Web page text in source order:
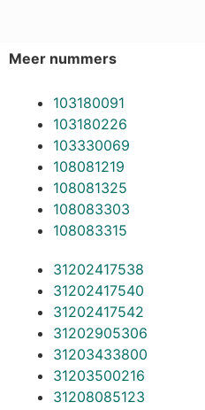
Meer nummers
103180091
103180226
103330069
108081219
108081325
108083303
108083315
31202417538
31202417540
31202417542
31202905306
31203433800
31203500216
31208085123